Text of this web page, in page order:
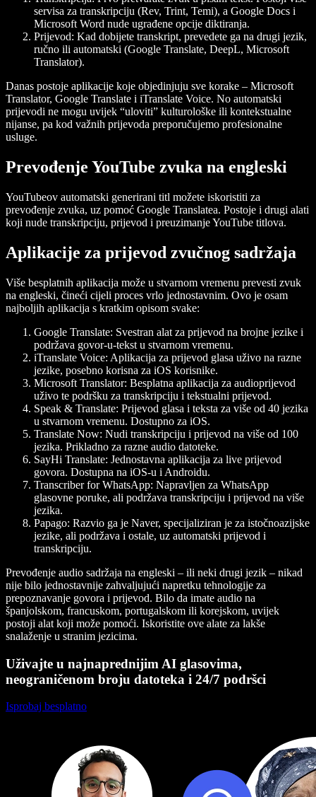
servisa za transkripciju (Rev, Trint, Temi), a Google Docs i
Microsoft Word nude ugrađene opcije diktiranja.
Prijevod: Kad dobijete transkript, prevedete ga na drugi jezik,
ručno ili automatski (Google Translate, DeepL, Microsoft
Translator).
Danas postoje aplikacije koje objedinjuju sve korake – Microsoft
Translator, Google Translate i iTranslate Voice. No automatski
prijevodi ne mogu uvijek “uloviti” kulturološke ili kontekstualne
nijanse, pa kod važnih prijevoda preporučujemo profesionalne
usluge.
Prevođenje YouTube zvuka na engleski
YouTubeov automatski generirani titl možete iskoristiti za
prevođenje zvuka, uz pomoć Google Translatea. Postoje i drugi alati
koji nude transkripciju, prijevod i preuzimanje YouTube titlova.
Aplikacije za prijevod zvučnog sadržaja
Više besplatnih aplikacija može u stvarnom vremenu prevesti zvuk
na engleski, čineći cijeli proces vrlo jednostavnim. Ovo je osam
najboljih aplikacija s kratkim opisom svake:
Google Translate: Svestran alat za prijevod na brojne jezike i
podržava govor-u-tekst u stvarnom vremenu.
iTranslate Voice: Aplikacija za prijevod glasa uživo na razne
jezike, posebno korisna za iOS korisnike.
Microsoft Translator: Besplatna aplikacija za audioprijevod
uživo te podršku za transkripciju i tekstualni prijevod.
Speak & Translate: Prijevod glasa i teksta za više od 40 jezika
u stvarnom vremenu. Dostupno za iOS.
Translate Now: Nudi transkripciju i prijevod na više od 100
jezika. Prikladno za razne audio datoteke.
SayHi Translate: Jednostavna aplikacija za live prijevod
govora. Dostupna na iOS-u i Androidu.
Transcriber for WhatsApp: Napravljen za WhatsApp
glasovne poruke, ali podržava transkripciju i prijevod na više
jezika.
Papago: Razvio ga je Naver, specijaliziran je za istočnoazijske
jezike, ali podržava i ostale, uz automatski prijevod i
transkripciju.
Prevođenje audio sadržaja na engleski – ili neki drugi jezik – nikad
nije bilo jednostavnije zahvaljujući napretku tehnologije za
prepoznavanje govora i prijevod. Bilo da imate audio na
španjolskom, francuskom, portugalskom ili korejskom, uvijek
postoji alat koji može pomoći. Iskoristite ove alate za lakše
snalaženje u stranim jezicima.
Uživajte u najnaprednijim AI glasovima,
neograničenom broju datoteka i 24/7 podršci
Isprobaj besplatno